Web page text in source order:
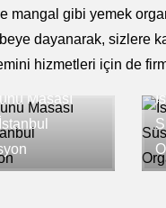
gibi yemek
dayanarak, sizlere
hizmetleri için de
Masası